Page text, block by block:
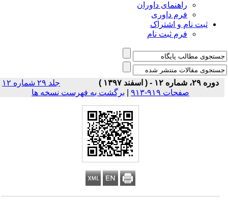
راهنمای داوران
فرم داوری
ثبت نام و اشتراک
فرم ثبت نام
دوره ۲۹، شماره ۱۲ - ( اسفند ۱۳۹۷ )
جلد ۲۹ شماره ۱۲
صفحات ۹۱۹-۹۱۳
| برگشت به فهرست نسخه ها